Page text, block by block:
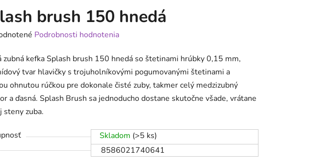
brush 150 hnedá
Podrobnosti hodnotenia
zubná kefka Splash brush 150 hnedá so štetinami hrúbky 0,15 mm,
tvar hlavičky s trojuholníkovými pogumovanými štetinami a
ohnutou rúčkou pre dokonale čisté zuby, takmer celý medzizubný
a ďasná. Splash Brush sa jednoducho dostane skutočne všade, vrátane
steny zuba.
Skladom (>5 ks)
8586021740641